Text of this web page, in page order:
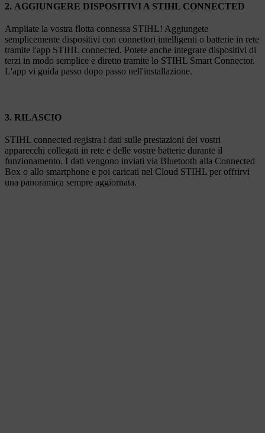
2. AGGIUNGERE DISPOSITIVI A STIHL CONNECTED
Ampliate la vostra flotta connessa STIHL! Aggiungete
semplicemente dispositivi con connettori intelligenti o batterie in rete
tramite l'app STIHL connected. Potete anche integrare dispositivi di
terzi in modo semplice e diretto tramite lo STIHL Smart Connector.
L'app vi guida passo dopo passo nell'installazione.
3. RILASCIO
STIHL connected registra i dati sulle prestazioni dei vostri
apparecchi collegati in rete e delle vostre batterie durante il
funzionamento. I dati vengono inviati via Bluetooth alla Connected
Box o allo smartphone e poi caricati nel Cloud STIHL per offrirvi
una panoramica sempre aggiornata.